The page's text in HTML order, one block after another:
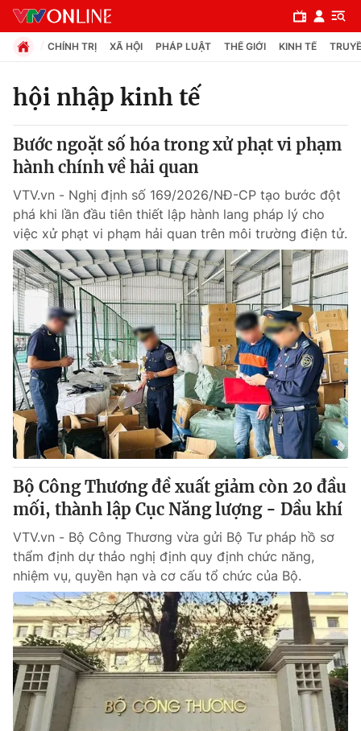
Chuyên mục
Chính trị
Xã hội
Pháp luật
Y tế
Thế giới
Tin tức
Thế giới đó đây
Câu chuyện quốc tế
Kinh tế
Tài chính
Thị trường
Góc doanh nghiệp
Dữ liệu và đời sống
Truyền hình
Phim VTV
Hậu trường
Nhân vật
Khán giả
Giải sao mai
Giải trí
Điện ảnh
Âm nhạc
Sao
Đời sống
Du lịch
Làm đẹp
Chất lượng cuộc sống
Giáo dục
Tuyển sinh
Học trực tuyến
Công nghệ
Hitech Công nghệ tương lai
Giao lưu trực tuyến
CHÍNH TRỊ XÃ HỘI PHÁP LUẬT THẾ GIỚI KINH TẾ
hội nhập kinh tế
Bước ngoặt số hóa trong xử phạt vi phạm
hành chính về hải quan
VTV.vn - Nghị định số 169/2026/NĐ-CP tạo bước đột
phá khi lần đầu tiên thiết lập hành lang pháp lý cho
việc xử phạt vi phạm hải quan trên môi trường điện tử.
Bộ Công Thương đề xuất giảm còn 20 đầu
mối, thành lập Cục Năng lượng - Dầu khí
VTV.vn - Bộ Công Thương vừa gửi Bộ Tư pháp hồ sơ
thẩm định dự thảo nghị định quy định chức năng,
nhiệm vụ, quyền hạn và cơ cấu tổ chức của Bộ.